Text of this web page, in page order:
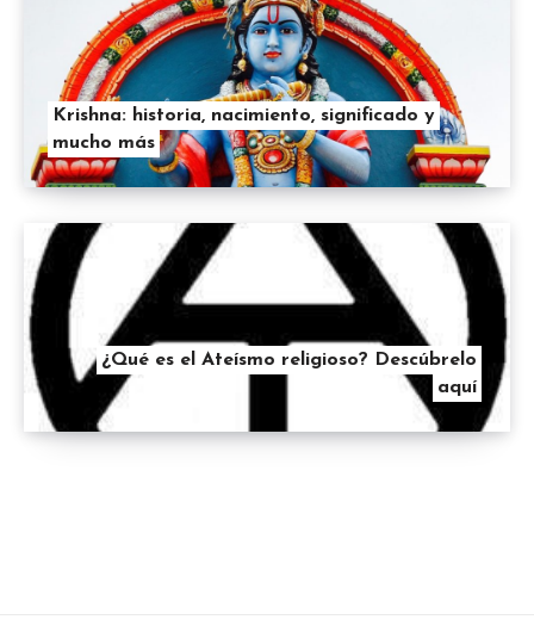
Krishna: historia, nacimiento, significado y
mucho más
¿Qué es el Ateísmo religioso? Descúbrelo
aquí